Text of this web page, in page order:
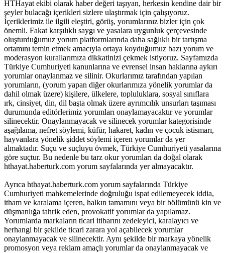
HTHayat ekibi olarak haber değeri taşıyan, herkesin kendine dair bir
şeyler bulacağı içerikleri sizlere ulaştırmak için çalışıyoruz.
İçeriklerimiz ile ilgili eleştiri, görüş, yorumlarınız bizler için çok
önemli. Fakat karşılıklı saygı ve yasalara uygunluk çerçevesinde
oluşturduğumuz yorum platformlarında daha sağlıklı bir tartışma
ortamını temin etmek amacıyla ortaya koyduğumuz bazı yorum ve
moderasyon kurallarımıza dikkatinizi çekmek istiyoruz. Sayfamızda
Türkiye Cumhuriyeti kanunlarına ve evrensel insan haklarına aykırı
yorumlar onaylanmaz ve silinir. Okurlarımız tarafından yapılan
yorumların, (yorum yapan diğer okurlarımıza yönelik yorumlar da
dahil olmak üzere) kişilere, ülkelere, topluluklara, sosyal sınıflara
ırk, cinsiyet, din, dil başta olmak üzere ayrımcılık unsurları taşıması
durumunda editörlerimiz yorumları onaylamayacaktır ve yorumlar
silinecektir. Onaylanmayacak ve silinecek yorumlar kategorisinde
aşağılama, nefret söylemi, küfür, hakaret, kadın ve çocuk istismarı,
hayvanlara yönelik şiddet söylemi içeren yorumlar da yer
almaktadır. Suçu ve suçluyu övmek, Türkiye Cumhuriyeti yasalarına
göre suçtur. Bu nedenle bu tarz okur yorumları da doğal olarak
hthayat.haberturk.com yorum sayfalarında yer almayacaktır.
Ayrıca hthayat.haberturk.com yorum sayfalarında Türkiye
Cumhuriyeti mahkemelerinde doğruluğu ispat edilemeyecek iddia,
itham ve karalama içeren, halkın tamamını veya bir bölümünü kin ve
düşmanlığa tahrik eden, provokatif yorumlar da yapılamaz.
Yorumlarda markaların ticari itibarını zedeleyici, karalayıcı ve
herhangi bir şekilde ticari zarara yol açabilecek yorumlar
onaylanmayacak ve silinecektir. Aynı şekilde bir markaya yönelik
promosyon veya reklam amaçlı yorumlar da onaylanmayacak ve